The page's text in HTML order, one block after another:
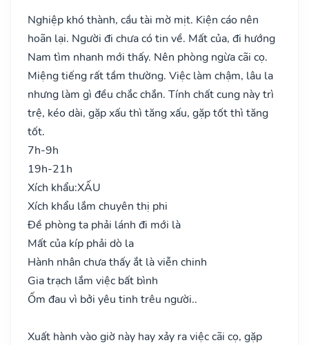
Nghiệp khó thành, cầu tài mờ mịt. Kiện cáo nên
hoãn lại. Người đi chưa có tin về. Mất của, đi hướng
Nam tìm nhanh mới thấy. Nên phòng ngừa cãi cọ.
Miệng tiếng rất tầm thường. Việc làm chậm, lâu la
nhưng làm gì đều chắc chắn. Tính chất cung này trì
trệ, kéo dài, gặp xấu thì tăng xấu, gặp tốt thì tăng
tốt.
7h-9h
19h-21h
Xích khẩu:XẤU
Xích khẩu lắm chuyên thị phi
Đề phòng ta phải lánh đi mới là
Mất của kíp phải dò la
Hành nhân chưa thấy ắt là viễn chinh
Gia trạch lắm việc bất bình
Ốm đau vì bởi yêu tinh trêu người..
Xuất hành vào giờ này hay xảy ra việc cãi cọ, gặp